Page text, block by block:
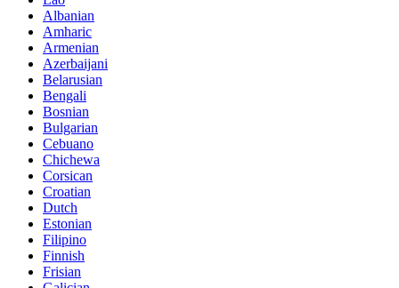
Albanian
Amharic
Armenian
Azerbaijani
Belarusian
Bengali
Bosnian
Bulgarian
Cebuano
Chichewa
Corsican
Croatian
Dutch
Estonian
Filipino
Finnish
Frisian